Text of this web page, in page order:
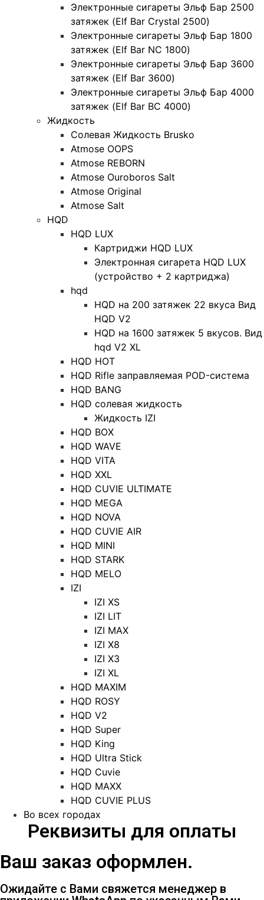
Электронные сигареты Эльф Бар 2500
затяжек (Elf Bar Crystal 2500)
Электронные сигареты Эльф Бар 1800
затяжек (Elf Bar NC 1800)
Электронные сигареты Эльф Бар 3600
затяжек (Elf Bar 3600)
Электронные сигареты Эльф Бар 4000
затяжек (Elf Bar BC 4000)
Жидкость
Солевая Жидкость Brusko
Atmose OOPS
Atmose REBORN
Atmose Ouroboros Salt
Atmose Original
Atmose Salt
HQD
HQD LUX
Картриджи HQD LUX
Электронная сигарета HQD LUX
(устройство + 2 картриджа)
hqd
HQD на 200 затяжек 22 вкуса Вид
HQD V2
HQD на 1600 затяжек 5 вкусов. Вид
hqd V2 XL
HQD HOT
HQD Rifle заправляемая POD-система
HQD BANG
HQD солевая жидкость
Жидкость IZI
HQD BOX
HQD WAVE
HQD VITA
HQD XXL
HQD CUVIE ULTIMATE
HQD MEGA
HQD NOVA
HQD CUVIE AIR
HQD MINI
HQD STARK
HQD MELO
IZI
IZI XS
IZI LIT
IZI MAX
IZI X8
IZI X3
IZI XL
HQD MAXIM
HQD ROSY
HQD V2
HQD Super
HQD King
HQD Ultra Stick
HQD Cuvie
HQD MAXX
HQD CUVIE PLUS
Во всех городах
Реквизиты для оплаты
Ваш заказ оформлен.
Ожидайте с Вами свяжется менеджер в